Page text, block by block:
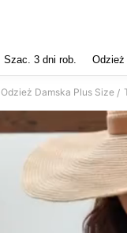
Szac. 3 dni rob.
Odzież Damska Plus Size /